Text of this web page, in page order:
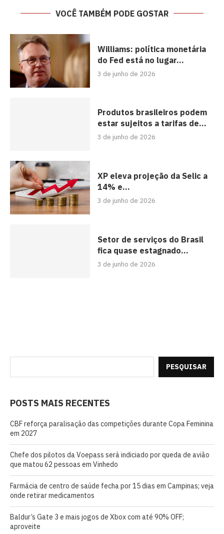
VOCÊ TAMBÉM PODE GOSTAR
Williams: política monetária
do Fed está no lugar...
3 de junho de 2026
Produtos brasileiros podem
estar sujeitos a tarifas de...
3 de junho de 2026
XP eleva projeção da Selic a
14% e...
3 de junho de 2026
Setor de serviços do Brasil
fica quase estagnado...
3 de junho de 2026
PESQUISAR
POSTS MAIS RECENTES
CBF reforça paralisação das competições durante Copa Feminina
em 2027
Chefe dos pilotos da Voepass será indiciado por queda de avião
que matou 62 pessoas em Vinhedo
Farmácia de centro de saúde fecha por 15 dias em Campinas; veja
onde retirar medicamentos
Baldur’s Gate 3 e mais jogos de Xbox com até 90% OFF;
aproveite